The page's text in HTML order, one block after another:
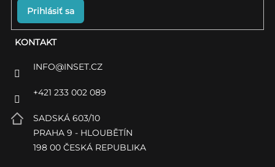
KONTAKT
INFO@INSET.CZ
+421 233 002 089
SADSKÁ 603/10
PRAHA 9 - HLOUBĚTÍN
198 00 ČESKÁ REPUBLIKA
Prihlásiť sa